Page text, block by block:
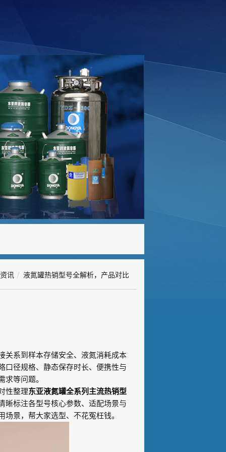
讯 液氮罐热销型号全解析，产品对比
关系到样本存储安全、液氮消耗成本
口径规格、静态保存时长、便携性与
求等问题。
性整理东亚液氮罐全系列主流热销型
晰标注各型号核心参数、适配场景与
景，帮大家选型、不花冤枉钱。